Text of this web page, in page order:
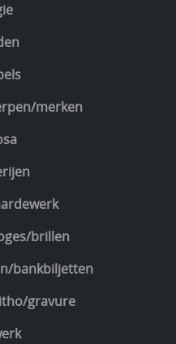
merken
brillen
bankbiljetten
gravure